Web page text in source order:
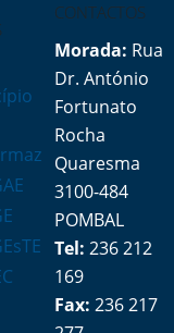
CONTACTOS
Morada: Rua
Dr. António
Fortunato
Rocha
Quaresma
3100-484
POMBAL
Tel: 236 212
169
Fax: 236 217